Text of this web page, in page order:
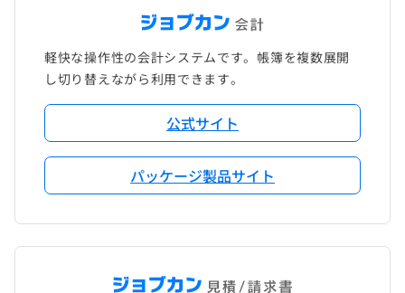
軽快な操作性の会計システムです。帳簿を複数展開
し切り替えながら利用できます。
公式サイト
パッケージ製品サイト